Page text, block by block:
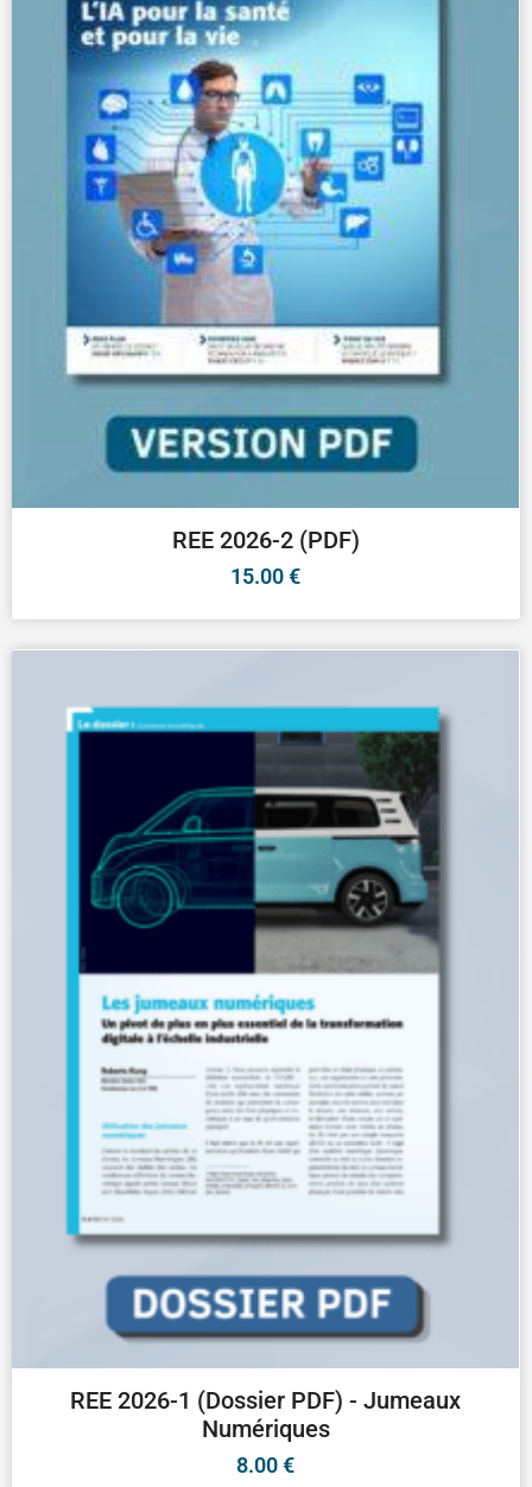
REE 2026-2 (PDF)
15.00€
REE 2026-1 (Dossier PDF) - Jumeaux
Numériques
8.00€